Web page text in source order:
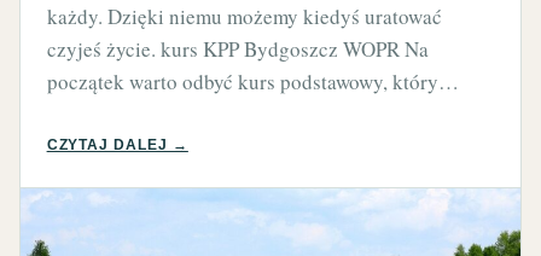
każdy. Dzięki niemu możemy kiedyś uratować
czyjeś życie. kurs KPP Bydgoszcz WOPR Na
początek warto odbyć kurs podstawowy, który…
CZYTAJ DALEJ →